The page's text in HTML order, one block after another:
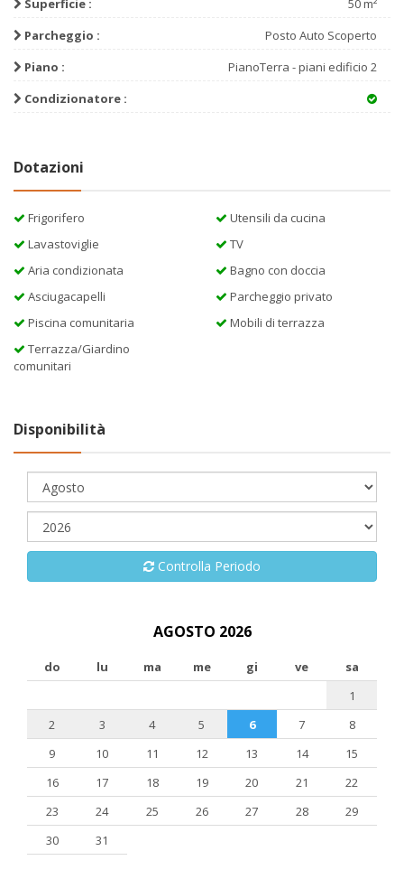
Superficie :
50 m²
Parcheggio :
Posto Auto Scoperto
Piano :
PianoTerra - piani edificio 2
Condizionatore :
Dotazioni
Frigorifero
Utensili da cucina
Lavastoviglie
TV
Aria condizionata
Bagno con doccia
Asciugacapelli
Parcheggio privato
Piscina comunitaria
Mobili di terrazza
Terrazza/Giardino
comunitari
Disponibilità
Controlla Periodo
AGOSTO 2026
do lu ma me gi ve
sa
1
2
3 4 5 6 7
8
9
10 11 12 13 14
15
16
17 18 19 20 21
22
23
24 25 26 27 28
29
30
31